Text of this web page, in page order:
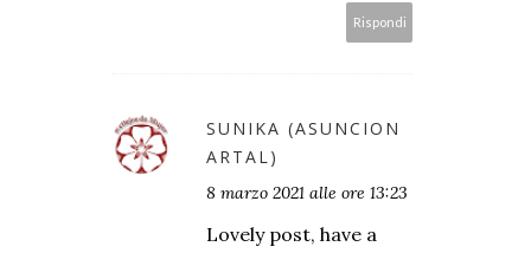
Rispondi
SUNIKA (ASUNCION
ARTAL)
8 marzo 2021 alle ore 13:23
Lovely post, have a